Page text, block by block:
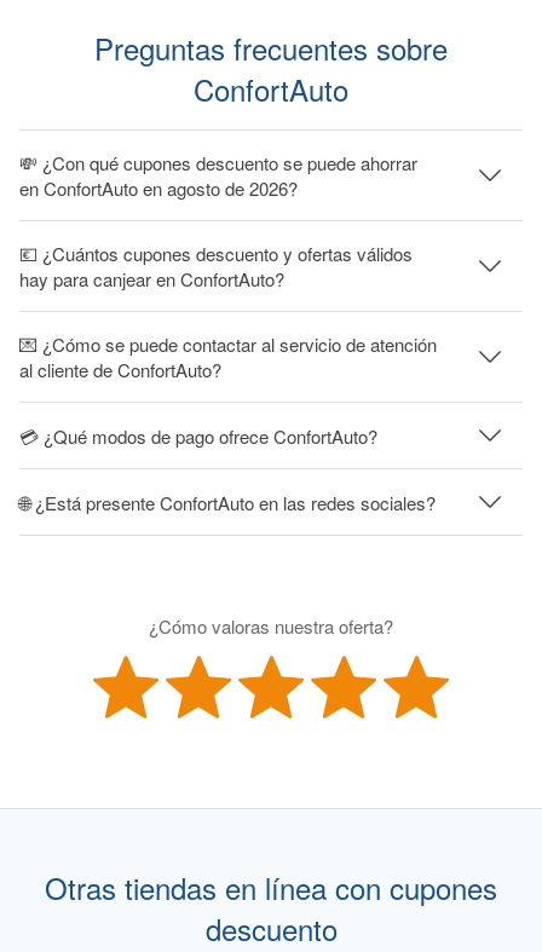
Preguntas frecuentes sobre
ConfortAuto
💸 ¿Con qué cupones descuento se puede ahorrar
en ConfortAuto en agosto de 2026?
💶 ¿Cuántos cupones descuento y ofertas válidos
hay para canjear en ConfortAuto?
💌 ¿Cómo se puede contactar al servicio de atención
al cliente de ConfortAuto?
💳 ¿Qué modos de pago ofrece ConfortAuto?
🌐 ¿Está presente ConfortAuto en las redes sociales?
¿Cómo valoras nuestra oferta?
Otras tiendas en línea con cupones
descuento